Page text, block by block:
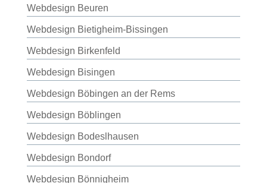
Webdesign Beuren
Webdesign Bietigheim-Bissingen
Webdesign Birkenfeld
Webdesign Bisingen
Webdesign Böbingen an der Rems
Webdesign Böblingen
Webdesign Bodeslhausen
Webdesign Bondorf
Webdesign Bönnigheim